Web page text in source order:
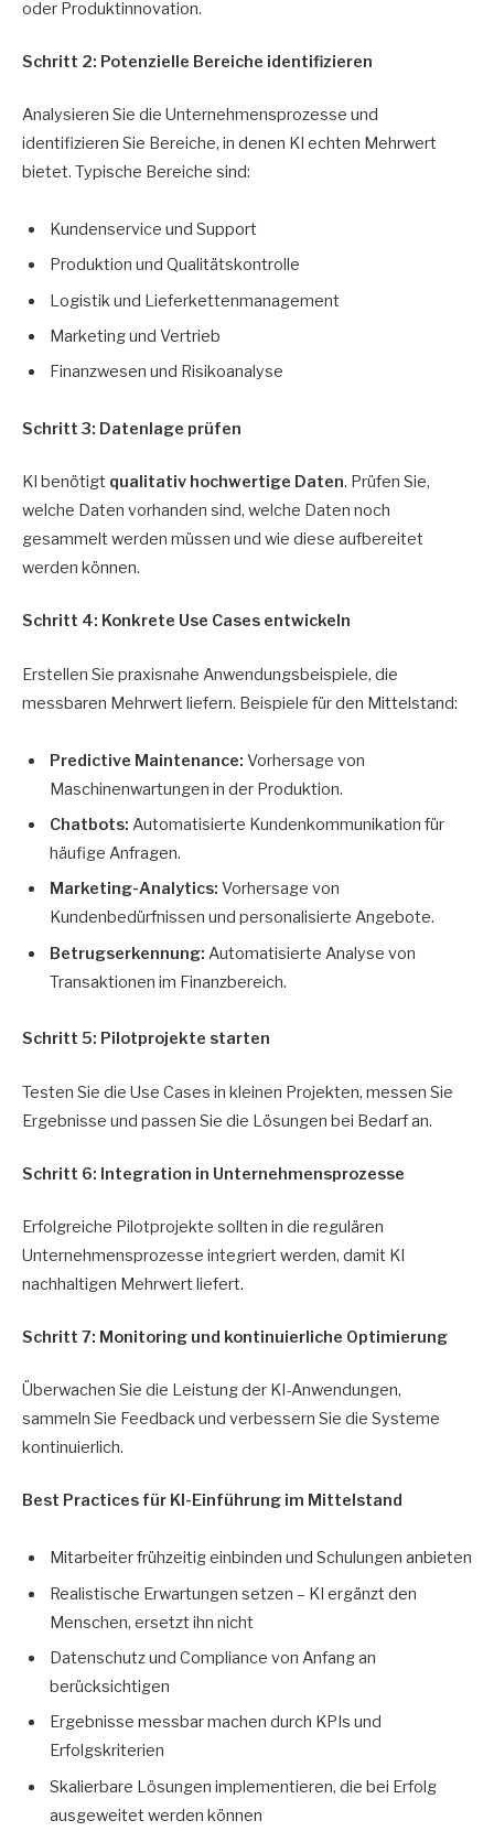
oder Produktinnovation.
Schritt 2: Potenzielle Bereiche identifizieren
Analysieren Sie die Unternehmensprozesse und
identifizieren Sie Bereiche, in denen KI echten Mehrwert
bietet. Typische Bereiche sind:
Kundenservice und Support
Produktion und Qualitätskontrolle
Logistik und Lieferkettenmanagement
Marketing und Vertrieb
Finanzwesen und Risikoanalyse
Schritt 3: Datenlage prüfen
KI benötigt qualitativ hochwertige Daten. Prüfen Sie,
welche Daten vorhanden sind, welche Daten noch
gesammelt werden müssen und wie diese aufbereitet
werden können.
Schritt 4: Konkrete Use Cases entwickeln
Erstellen Sie praxisnahe Anwendungsbeispiele, die
messbaren Mehrwert liefern. Beispiele für den Mittelstand:
Predictive Maintenance: Vorhersage von
Maschinenwartungen in der Produktion.
Chatbots: Automatisierte Kundenkommunikation für
häufige Anfragen.
Marketing-Analytics: Vorhersage von
Kundenbedürfnissen und personalisierte Angebote.
Betrugserkennung: Automatisierte Analyse von
Transaktionen im Finanzbereich.
Schritt 5: Pilotprojekte starten
Testen Sie die Use Cases in kleinen Projekten, messen Sie
Ergebnisse und passen Sie die Lösungen bei Bedarf an.
Schritt 6: Integration in Unternehmensprozesse
Erfolgreiche Pilotprojekte sollten in die regulären
Unternehmensprozesse integriert werden, damit KI
nachhaltigen Mehrwert liefert.
Schritt 7: Monitoring und kontinuierliche Optimierung
Überwachen Sie die Leistung der KI-Anwendungen,
sammeln Sie Feedback und verbessern Sie die Systeme
kontinuierlich.
Best Practices für KI-Einführung im Mittelstand
Mitarbeiter frühzeitig einbinden und Schulungen anbieten
Realistische Erwartungen setzen – KI ergänzt den
Menschen, ersetzt ihn nicht
Datenschutz und Compliance von Anfang an
berücksichtigen
Ergebnisse messbar machen durch KPIs und
Erfolgskriterien
Skalierbare Lösungen implementieren, die bei Erfolg
ausgeweitet werden können